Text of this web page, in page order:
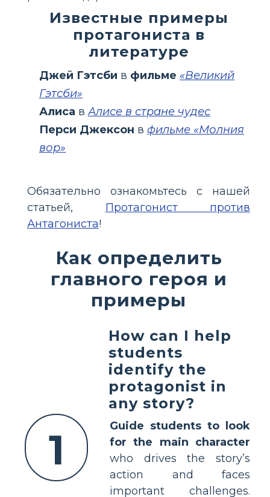
Известные примеры
протагониста в
литературе
Джей Гэтсби в фильме «Великий
Гэтсби»
Алиса вАлисе в стране чудес
Перси Джексон в фильме «Молния
вор»
Обязательно ознакомьтесь с нашей
статьей, Протагонист против
Антагониста!
Как определить
главного героя и
примеры
1
How can I help
students
identify the
protagonist in
any story?
Guide students to look
for the main character
who drives the story’s
action and faces
important challenges.